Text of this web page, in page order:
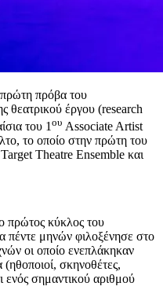
πρόβα του
θεατρικού έργου (research
του 1 ου Associate Artist
το οποίο στην πρώτη του
Theatre Ensemble και
πρώτος κύκλος του
πέντε μηνών φιλοξένησε στο
οι οποίο ενεπλάκηκαν
(ηθοποιοί, σκηνοθέτες,
ενός σημαντικού αριθμού